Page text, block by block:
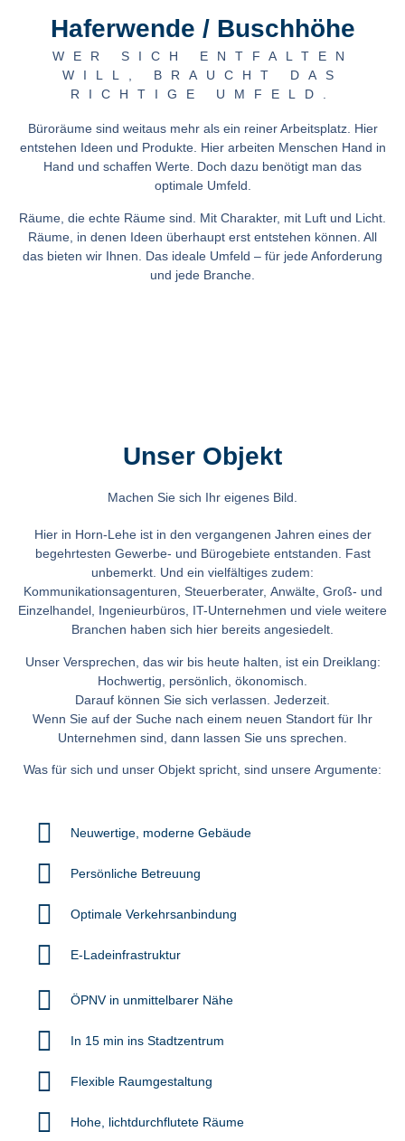
Haferwende / Buschhöhe
WER SICH ENTFALTEN
WILL, BRAUCHT DAS
RICHTIGE UMFELD.
Büroräume sind weitaus mehr als ein reiner Arbeitsplatz. Hier
entstehen Ideen und Produkte. Hier arbeiten Menschen Hand in
Hand und schaffen Werte. Doch dazu benötigt man das
optimale Umfeld.
Räume, die echte Räume sind. Mit Charakter, mit Luft und Licht.
Räume, in denen Ideen überhaupt erst entstehen können. All
das bieten wir Ihnen. Das ideale Umfeld – für jede Anforderung
und jede Branche.
Unser Objekt
Machen Sie sich Ihr eigenes Bild.
Hier in Horn-Lehe ist in den vergangenen Jahren eines der
begehrtesten Gewerbe- und Bürogebiete entstanden. Fast
unbemerkt. Und ein vielfältiges zudem:
Kommunikationsagenturen, Steuerberater, Anwälte, Groß- und
Einzelhandel, Ingenieurbüros, IT-Unternehmen und viele weitere
Branchen haben sich hier bereits angesiedelt.
Unser Versprechen, das wir bis heute halten, ist ein Dreiklang:
Hochwertig, persönlich, ökonomisch.
Darauf können Sie sich verlassen. Jederzeit.
Wenn Sie auf der Suche nach einem neuen Standort für Ihr
Unternehmen sind, dann lassen Sie uns sprechen.
Was für sich und unser Objekt spricht, sind unsere Argumente:
Neuwertige, moderne Gebäude
Persönliche Betreuung
Optimale Verkehrsanbindung
E-Ladeinfrastruktur
ÖPNV in unmittelbarer Nähe
In 15 min ins Stadtzentrum
Flexible Raumgestaltung
Hohe, lichtdurchflutete Räume